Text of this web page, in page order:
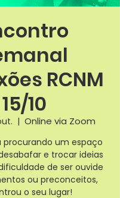
RCNM
15/10
  |
Online via Zoom
procurando um espaço
e trocar ideias
de ser ouvide
ou preconceitos,
o seu lugar!